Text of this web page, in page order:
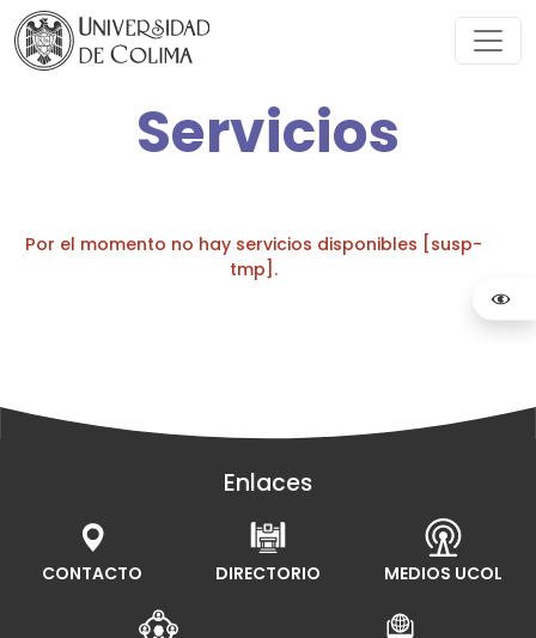
Servicios
Por el momento no hay servicios disponibles [susp-
tmp].
Enlaces
CONTACTO DIRECTORIO MEDIOS UCOL